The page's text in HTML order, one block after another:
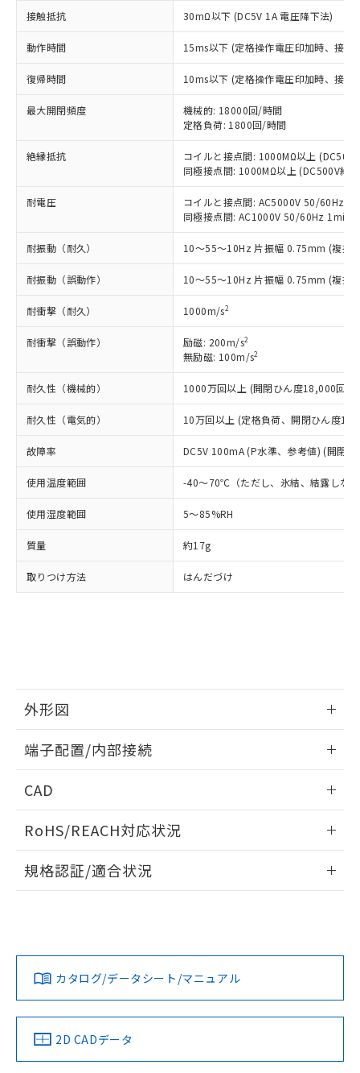
接触抵抗 30mΩ以下 (DC5V 1A 電圧降下法)
動作時間 15ms以下 (定格操作電圧印加時、接点
復帰時間 10ms以下 (定格操作電圧印加時、接点
最大開閉頻度
機械的: 18000回/時間
定格負荷: 1800回/時間
絶縁抵抗
コイルと接点間: 1000MΩ以上
同極接点間: 1000MΩ以上 (DC500V絶
耐電圧
コイルと接点間: AC5000V 50/60Hz
同極接点間: AC1000V 50/60Hz 1min
耐振動（耐久） 10～55～10Hz 片振幅 0.75mm (複振
耐振動（誤動作） 10～55～10Hz 片振幅 0.75mm (複振
耐衝撃（耐久） 1000m/s2
耐衝撃（誤動作） 励磁: 200m/s2
無励磁: 100m/s2
耐久性（機械的） 1000万回以上 (開閉ひん度18,000回/h)
耐久性（電気的） 10万回以上 (定格負荷、開閉ひん度
故障率 DC5V 100mA (P水準、参考値) (開閉
使用温度範囲 -40～70℃（ただし、氷結、結露しな
使用湿度範囲 5～85%RH
質量 約17g
取りつけ方法 はんだづけ
外形図
外形図
取りつけ穴加工図
端子配置/内部接続
端子配置/内部接続
CAD
ドすることができます。
ログイン/会員登録
ダウンロードデータをご利用いただく前に、以下を必ずお読
みください。
ソフトウェアの使用条件
RoHS/REACH対応状況
G2R-1A-E AC12のRoHS対応状況については、営業部門もし
この製品のRoHS/REACH対応状況ページへ
規格認証/適合状況
カタログ/データシート/マニュアル
2D CADデータ
本サービスは、当社制御機器事業取扱
商品の当社在庫状況および標準価格
当社制御機器事業取扱商品の中には、
本サービスの対象外となる商品もある
ことをご了承ください。
在庫状況および標準価格照会結果は、
記載している更新日時点での社内デー
タに基づき作成されるものであり、閲
覧された時点での実際の在庫および標
準価格とは異なる場合があることをご
正式な納期状況および標準価格はお客
様のお取引先、またはお客様担当のオ
ムロン制御機器販売店・当社販売員に
ご相談ください。
オムロン制御機器販売店や当社販売拠
点は「
販売ネットワーク
」をご確認
在庫状況および標準価格結果を当社の
事前の承諾なく第三者に漏洩または開
示しないようお願いします。
マイパーツ機能（部品リスト作成サー
メンバーズにご登録されている必要が
お客様が当ウェブサイト上で当社にご
登録された部品リストについて、当社
および当社の共同利用者が、当社の製
品・サービスに関するお客様との取
引・商談に必要な範囲で利用すること
をご了承ください。
※当社の共同利用者とは、"個人情報
定はありません。
調査・確認中：EU RoHS指令（10物質）の
非含有の対応状況を調査中または確認中の
非該当品：ライセンス料など無形物で、有
害物質有無と関係のない商品です。
仕入先様の事情により、非含有部品として
いたものが、含有品と判明した場合などや
むを得ず変更することがあります。
六価クロム(Cr(Ⅵ)) 1000ppm以下、ポリ臭化ビフェニル
ル) (DEHP)(別名：DOP) 1000ppm以下、フタル酸ブチ
ルベンジル（BBP） 1000ppm以下、フタル酸ジブチル
（DBP） 1000ppm以下、フタル酸ジイソブチル
(DIBP) 1000ppm以下
適用除外項目は除く。
フタル酸エステル類の４物質については閾値を超える意
図的な使用がないことを確認しています。
※2 対応予定月
部品在庫の切り替え状況などにより、予定
月が前後することがあります。
※3 非含有証明書ダウンロード
物質の対応では、対応完了までの期間は出
荷製品に未対応品が混在することから備考
既に当社にて対応品への在庫切替を完了
していることから、特段のことがない限
り、2022年1月12日より割愛しておりま
※1 中国RoHS○×表
「○」：最大均質材料含有率が中国RoHSの
基準値以下であることを示します。
「×」：最大均質材料含有率が中国RoHSの
基準値を超えていることを示します。
「－」：未確認です。当社販売部門へお問
い合わせください。
*中国RoHS10物質の基準値 (GB/T26572)：
Pb(鉛) :1000ppm、 Hg(水銀) : 1000ppm、 Cd(カドミウ
Cr(Ⅵ)(六価クロム) : 1000ppm、 PBBs(ポリ臭化ビフェ
ニル類) : 1000ppm、 PBDEs(ポリ臭化ジフェニルエーテ
ル類) : 1000ppm、
DBP(フタル酸ジブチル) : 1000ppm、 DIBP(フタル酸ジ
イソブチル) : 1000ppm、 BBP(フタル酸ブチルベンジ
DEHP(フタル酸ビス(2-エチルヘキシル)) : 1000ppm
※2 環境保護使用期限
「ｅ」：有害物質（10物質）のすべてが基
準値以下であることを示します。
「10」：通常の使用状況下において有害物
質が外部に漏えいし、環境に深刻な影響を
及ぼさない年数を意味します。
「－」：未確認です。当社販売部門へお問
い合わせください。
当社は、これら貴社製品のうち、外国
為替および外国貿易法に定める商品
（以下｢規制貨物等」という）を輸出
または国外への提供する場合は、日本
国政府の輸出許可(または役務取引許
可)を取得するなどの必要な手続きを
当社は規制貨物を破棄する場合は、完
全に破砕するなど、違法に輸出されな
いよう必要な手段を講じます。
当社は貴社製品を、核兵器、ミサイ
ル、化学兵器、生物兵器またはその他
武器並びにこれらの製造装置等に一切
使用いたしません。
当社は、貴社製品を第三者に販売する
場合は、上記1、2および3の内容を当
該第三者に通知します。また当社は、
販売先および販売に係わる関係者が違
法に輸出するおそれがある場合は、取
り引きをいたしません。
○ 一定数以上の在庫あり
△ 一定数には満たないが在庫あり
－
在庫なし(最新の在庫状況につ
いては、お客様のお取引先、ま
たはお客様担当のオムロン制御
機器販売店・当社販売員にご確
空
受注生産機種、また在庫状況の
情報を公開していない機種